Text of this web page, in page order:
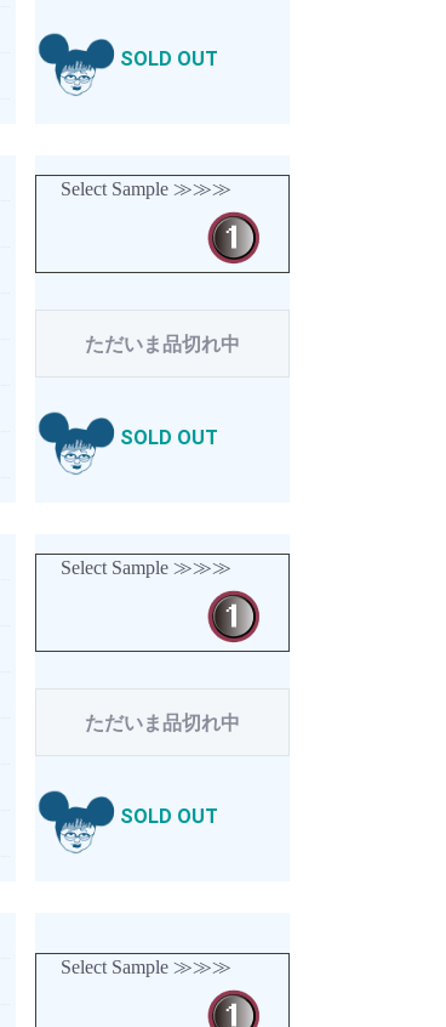
SOLD OUT
Select Sample ≫≫≫
ただいま品切れ中
SOLD OUT
Select Sample ≫≫≫
ただいま品切れ中
SOLD OUT
Select Sample ≫≫≫